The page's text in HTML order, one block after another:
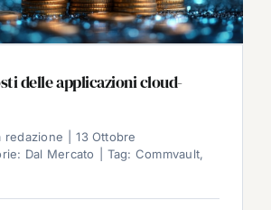
delle applicazioni cloud-
redazione
13 Ottobre
Dal Mercato Tag: Commvault,